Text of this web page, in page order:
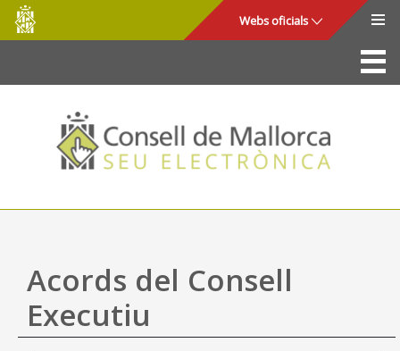
Salta al contingut principal
Consell
de
Mallorca
Webs oficials
La Seu
Consell de Mallorca
Accés i seguretat
Utilitats
Ajuda
Acords del Consell
Executiu